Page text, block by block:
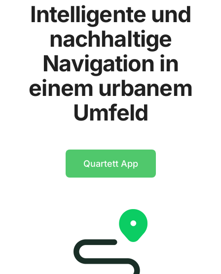
Intelligente und
nachhaltige
Navigation in
einem urbanem
Umfeld
Quartett App